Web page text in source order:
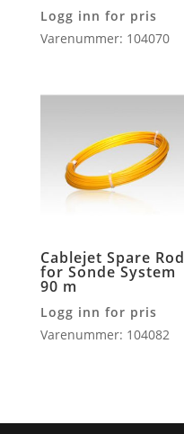
Logg inn for pris
Varenummer: 104070
Cablejet Spare Rod
for Sonde System
90 m
Logg inn for pris
Varenummer: 104082